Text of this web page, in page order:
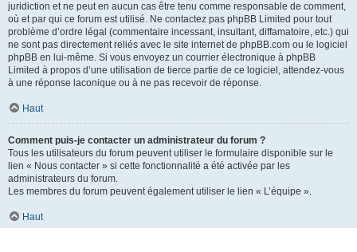
juridiction et ne peut en aucun cas être tenu comme responsable de comment,
où et par qui ce forum est utilisé. Ne contactez pas phpBB Limited pour tout
problème d’ordre légal (commentaire incessant, insultant, diffamatoire, etc.) qui
ne sont pas directement reliés avec le site internet de phpBB.com ou le logiciel
phpBB en lui-même. Si vous envoyez un courrier électronique à phpBB
Limited à propos d’une utilisation de tierce partie de ce logiciel, attendez-vous
à une réponse laconique ou à ne pas recevoir de réponse.
Haut
Comment puis-je contacter un administrateur du forum ?
Tous les utilisateurs du forum peuvent utiliser le formulaire disponible sur le
lien « Nous contacter » si cette fonctionnalité a été activée par les
administrateurs du forum.
Les membres du forum peuvent également utiliser le lien « L’équipe ».
Haut